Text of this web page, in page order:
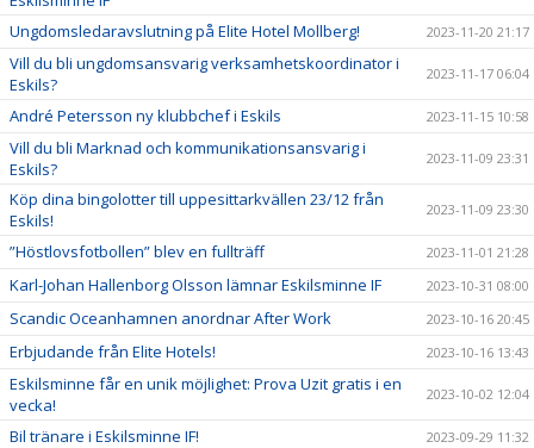
Ungdomsledaravslutning på Elite Hotel Mollberg! 2023-11-20 21:17
Vill du bli ungdomsansvarig verksamhetskoordinator i
Eskils?
2023-11-17 06:04
André Petersson ny klubbchef i Eskils 2023-11-15 10:58
Vill du bli Marknad och kommunikationsansvarig i
Eskils?
2023-11-09 23:31
Köp dina bingolotter till uppesittarkvällen 23/12 från
Eskils!
2023-11-09 23:30
”Höstlovsfotbollen” blev en fullträff 2023-11-01 21:28
Karl-Johan Hallenborg Olsson lämnar Eskilsminne IF 2023-10-31 08:00
Scandic Oceanhamnen anordnar After Work 2023-10-16 20:45
Erbjudande från Elite Hotels! 2023-10-16 13:43
Eskilsminne får en unik möjlighet: Prova Uzit gratis i en
vecka!
2023-10-02 12:04
Bil tränare i Eskilsminne IF! 2023-09-29 11:32